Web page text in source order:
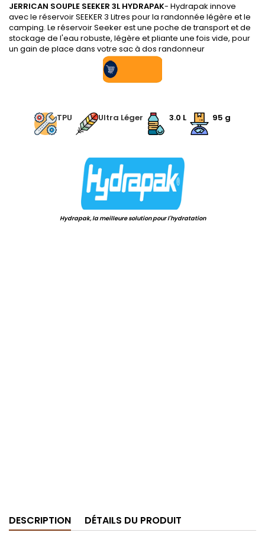
JERRICAN SOUPLE SEEKER 3L HYDRAPAK- Hydrapak innove
avec le réservoir SEEKER 3 Litres pour la randonnée légère et le
camping. Le réservoir Seeker est une poche de transport et de
stockage de l'eau robuste, légère et pliante une fois vide, pour
un gain de place dans votre sac à dos randonneur
TPU
Ultra Léger 3.0 L 95 g
Hydrapak, la meilleure solution pour l'hydratation
DESCRIPTION DÉTAILS DU PRODUIT